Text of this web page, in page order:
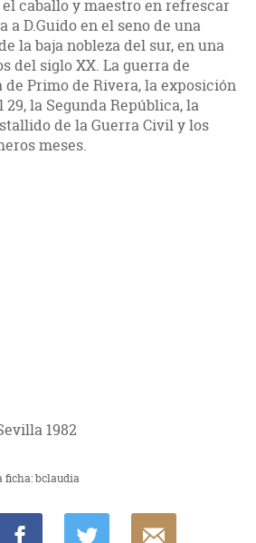
caballo y maestro en refrescar
a D.Guido en el seno de una
la baja nobleza del sur, en una
del siglo XX. La guerra de
Primo de Rivera, la exposición
la Segunda República, la
de la Guerra Civil y los
meses.
1982
ficha:bclaudia